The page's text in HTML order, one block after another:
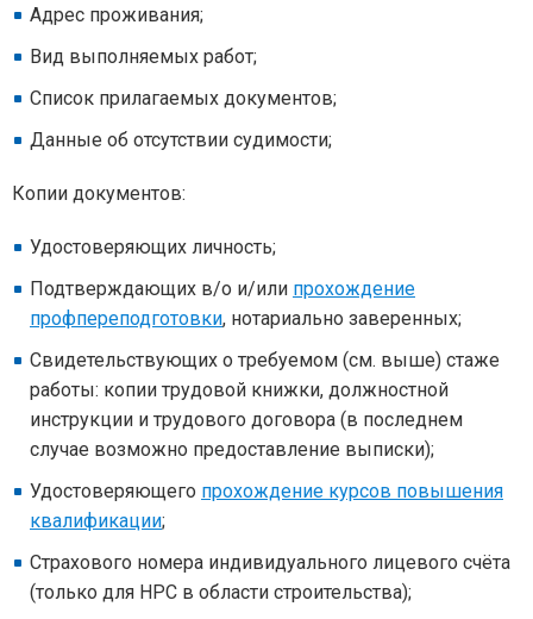
Адрес проживания;
Вид выполняемых работ;
Список прилагаемых документов;
Данные об отсутствии судимости;
Копии документов:
Удостоверяющих личность;
Подтверждающих в/о и/или прохождение
профпереподготовки, нотариально заверенных;
Свидетельствующих о требуемом (см. выше) стаже
работы: копии трудовой книжки, должностной
инструкции и трудового договора (в последнем
случае возможно предоставление выписки);
Удостоверяющего прохождение курсов повышения
квалификации;
Страхового номера индивидуального лицевого счёта
(только для НРС в области строительства);